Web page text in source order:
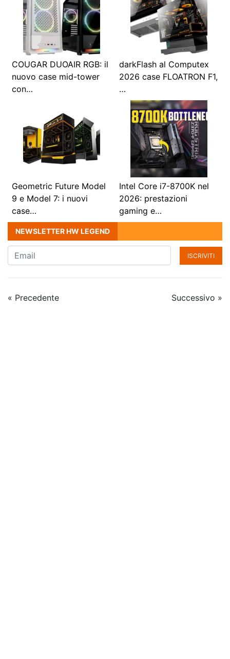
COUGAR DUOAIR RGB: il
nuovo case mid-tower
con…
darkFlash al Computex
2026 case FLOATRON F1,
…
Geometric Future Model
9 e Model 7: i nuovi
case…
Intel Core i7-8700K nel
2026: prestazioni
gaming e…
NEWSLETTER HW LEGEND
ISCRIVITI
« Precedente Successivo »